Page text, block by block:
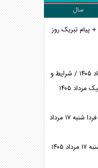
سال
است؟ + پیام تبریک روز
جدیدترین پیش فروش سایپا مرداد ۱۴۰۵ / شرایط و
زمان ثبت نام پیش فروش سایپا کوییک مرداد ۱۴۰۵
جدول قطعی برق استان کرمانشاه فردا شنبه ۱۷ مرداد
جدول قطعی برق استان قم فردا شنبه ۱۷ مرداد ۱۴۰۵